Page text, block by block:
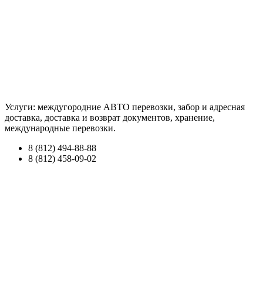
Услуги: междугородние АВТО перевозки, забор и адресная
доставка, доставка и возврат документов, хранение,
международные перевозки.
8 (812) 494-88-88
8 (812) 458-09-02